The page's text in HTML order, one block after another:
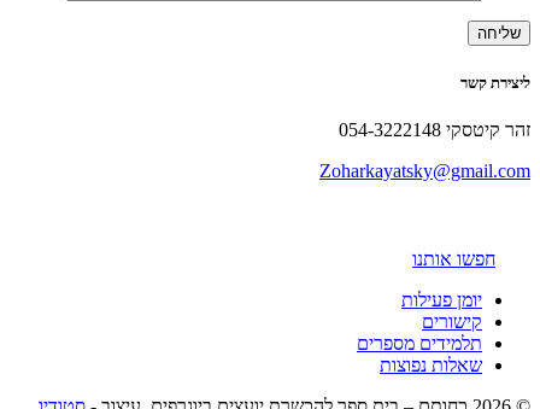
ליצירת קשר
זהר קיטסקי 054-3222148
Zoharkayatsky@gmail.com
חפשו אותנו
יומן פעילות
קישורים
תלמידים מספרים
שאלות נפוצות